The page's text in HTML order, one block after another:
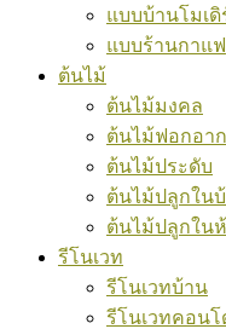
แบบบ้านโมเดิ
แบบร้านกาแฟ
ต้นไม้
ต้นไม้มงคล
ต้นไม้ฟอกอา
ต้นไม้ประดับ
ต้นไม้ปลูกใน
ต้นไม้ปลูกใน
รีโนเวท
รีโนเวทบ้าน
รีโนเวทคอนโ